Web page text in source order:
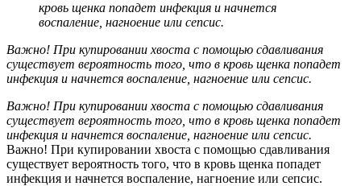
кровь щенка попадет инфекция и начнется
воспаление, нагноение или сепсис.
Важно! При купировании хвоста с помощью сдавливания
существует вероятность того, что в кровь щенка попадет
инфекция и начнется воспаление, нагноение или сепсис.
Важно! При купировании хвоста с помощью сдавливания
существует вероятность того, что в кровь щенка попадет
инфекция и начнется воспаление, нагноение или сепсис.
Важно! При купировании хвоста с помощью сдавливания
существует вероятность того, что в кровь щенка попадет
инфекция и начнется воспаление, нагноение или сепсис.